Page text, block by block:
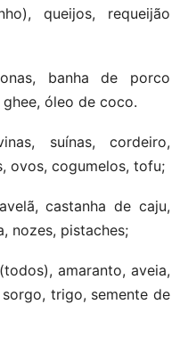
queijos, requeijão
banha de porco
óleo de coco.
suínas, cordeiro,
ovos, cogumelos, tofu;
castanha de caju,
nozes, pistaches;
amaranto, aveia,
trigo, semente de